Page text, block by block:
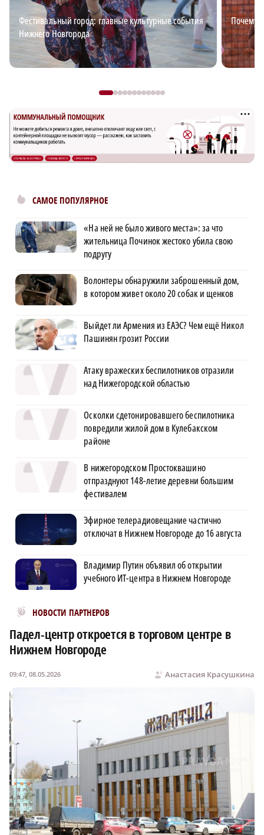
Фестивальный город: главные культурные события
Нижнего Новгорода
Почему
САМОЕ ПОПУЛЯРНОЕ
«На ней не было живого места»: за что
жительница Починок жестоко убила свою
подругу
Волонтеры обнаружили заброшенный дом,
в котором живет около 20 собак и щенков
Выйдет ли Армения из ЕАЭС? Чем ещё Никол
Пашинян грозит России
Атаку вражеских беспилотников отразили
над Нижегородской областью
Осколки сдетонировавшего беспилотника
повредили жилой дом в Кулебакском
районе
В нижегородском Простоквашино
отпразднуют 148-летие деревни большим
фестивалем
Эфирное телерадиовещание частично
отключат в Нижнем Новгороде до 16 августа
Владимир Путин объявил об открытии
учебного ИТ-центра в Нижнем Новгороде
НОВОСТИ ПАРТНЕРОВ
Новости МирТесен
Падел-центр откроется в торговом центре в
Нижнем Новгороде
Анастасия Красушкина
09:47, 08.05.2026